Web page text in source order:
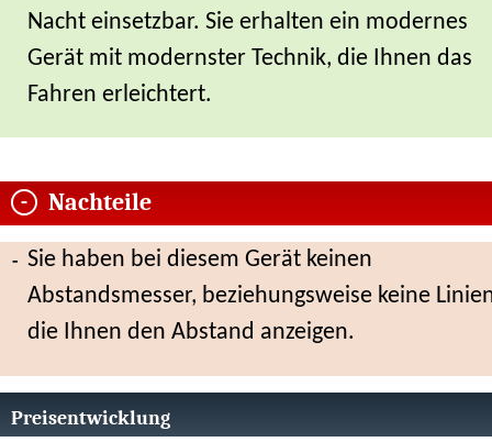
Nacht einsetzbar. Sie erhalten ein modernes
Gerät mit modernster Technik, die Ihnen das
Fahren erleichtert.
Nachteile
Sie haben bei diesem Gerät keinen
Abstandsmesser, beziehungsweise keine
die Ihnen den Abstand anzeigen.
Preisentwicklung